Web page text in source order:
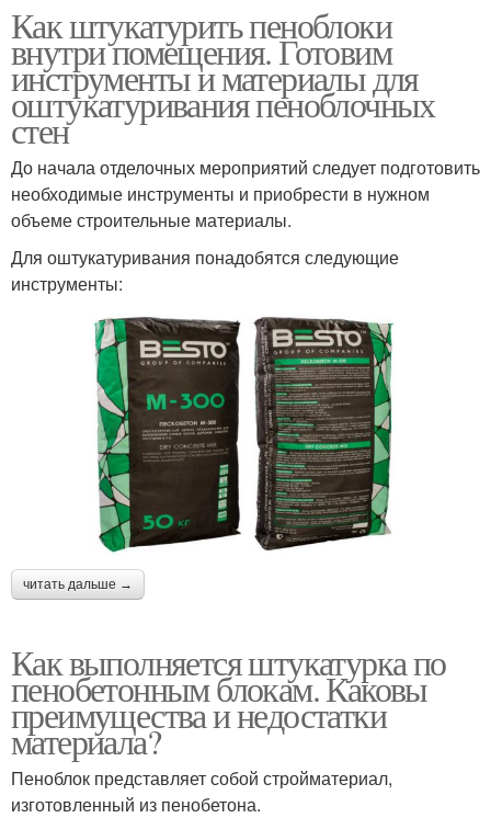
Как штукатурить пеноблоки
внутри помещения. Готовим
инструменты и материалы для
оштукатуривания пеноблочных
стен
До начала отделочных мероприятий следует подготовить
необходимые инструменты и приобрести в нужном
объеме строительные материалы.
Для оштукатуривания понадобятся следующие
инструменты:
читать дальше →
Как выполняется штукатурка по
пенобетонным блокам. Каковы
преимущества и недостатки
материала?
Пеноблок представляет собой стройматериал,
изготовленный из пенобетона.